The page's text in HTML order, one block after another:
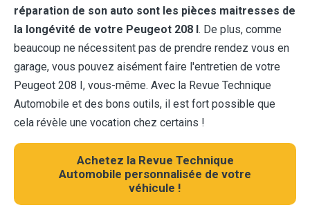
réparation de son auto sont les pièces maitresses de
la longévité de votre Peugeot 208 I . De plus, comme
beaucoup ne nécessitent pas de prendre rendez vous en
garage, vous pouvez aisément faire l'entretien de votre
Peugeot 208 I, vous-même. Avec la Revue Technique
Automobile et des bons outils, il est fort possible que
cela révèle une vocation chez certains !
Achetez la Revue Technique
Automobile personnalisée de votre
véhicule !